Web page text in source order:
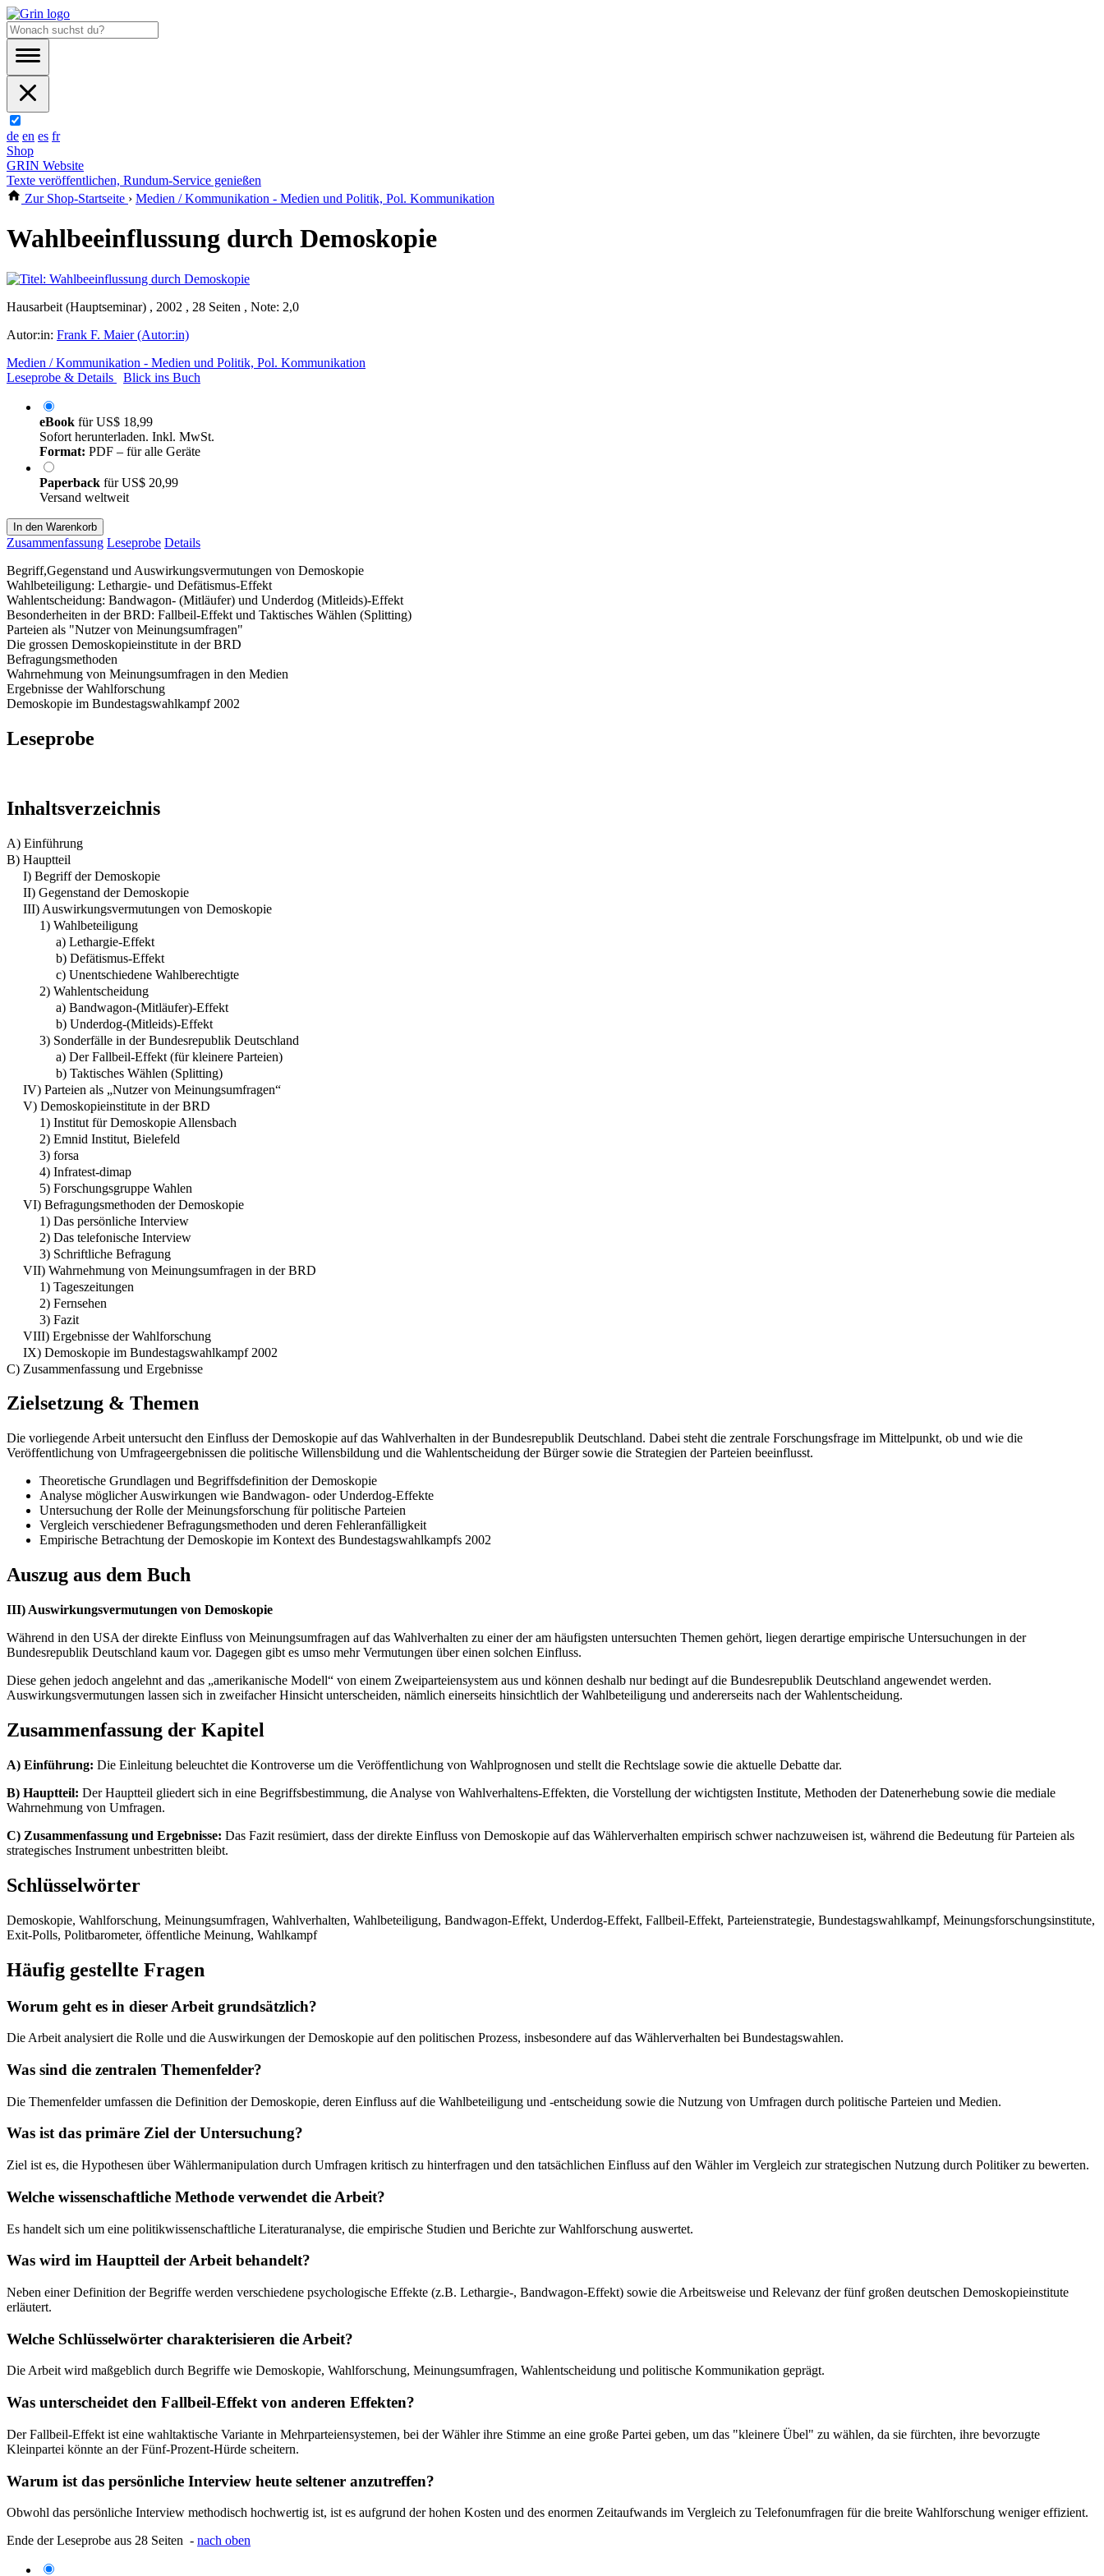
de en es fr
Shop
GRIN Website
Texte veröffentlichen, Rundum-Service genießen
Zur Shop-Startseite › Medien / Kommunikation - Medien und Politik, Pol. Kommunikation
Wahlbeeinflussung durch Demoskopie
Hausarbeit (Hauptseminar) , 2002 , 28 Seiten , Note: 2,0
Autor:in: Frank F. Maier (Autor:in)
Medien / Kommunikation - Medien und Politik, Pol. Kommunikation
Leseprobe & Details
Blick ins Buch
eBook fürUS$ 18,99
Sofort herunterladen. Inkl. MwSt.
Format: PDF – für alle Geräte
Paperback fürUS$ 20,99
Versand weltweit
In den Warenkorb
Zusammenfassung Leseprobe Details
Begriff,Gegenstand und Auswirkungsvermutungen von Demoskopie
Wahlbeteiligung: Lethargie- und Defätismus-Effekt
Wahlentscheidung: Bandwagon- (Mitläufer) und Underdog (Mitleids)-Effekt
Besonderheiten in der BRD: Fallbeil-Effekt und Taktisches Wählen (Splitting)
Parteien als "Nutzer von Meinungsumfragen"
Die grossen Demoskopieinstitute in der BRD
Befragungsmethoden
Wahrnehmung von Meinungsumfragen in den Medien
Ergebnisse der Wahlforschung
Demoskopie im Bundestagswahlkampf 2002
Leseprobe
Inhaltsverzeichnis
A) Einführung
B) Hauptteil
I) Begriff der Demoskopie
II) Gegenstand der Demoskopie
III) Auswirkungsvermutungen von Demoskopie
1) Wahlbeteiligung
a) Lethargie-Effekt
b) Defätismus-Effekt
c) Unentschiedene Wahlberechtigte
2) Wahlentscheidung
a) Bandwagon-(Mitläufer)-Effekt
b) Underdog-(Mitleids)-Effekt
3) Sonderfälle in der Bundesrepublik Deutschland
a) Der Fallbeil-Effekt (für kleinere Parteien)
b) Taktisches Wählen (Splitting)
IV) Parteien als „Nutzer von Meinungsumfragen“
V) Demoskopieinstitute in der BRD
1) Institut für Demoskopie Allensbach
2) Emnid Institut, Bielefeld
3) forsa
4) Infratest-dimap
5) Forschungsgruppe Wahlen
VI) Befragungsmethoden der Demoskopie
1) Das persönliche Interview
2) Das telefonische Interview
3) Schriftliche Befragung
VII) Wahrnehmung von Meinungsumfragen in der BRD
1) Tageszeitungen
2) Fernsehen
3) Fazit
VIII) Ergebnisse der Wahlforschung
IX) Demoskopie im Bundestagswahlkampf 2002
C) Zusammenfassung und Ergebnisse
Zielsetzung & Themen
Die vorliegende Arbeit untersucht den Einfluss der Demoskopie auf das Wahlverhalten in der Bundesrepublik Deutschland. Dabei steht die zentrale Forschungsfrage im Mittelpunkt, ob und wie die
Veröffentlichung von Umfrageergebnissen die politische Willensbildung und die Wahlentscheidung der Bürger sowie die Strategien der Parteien beeinflusst.
Theoretische Grundlagen und Begriffsdefinition der Demoskopie
Analyse möglicher Auswirkungen wie Bandwagon- oder Underdog-Effekte
Untersuchung der Rolle der Meinungsforschung für politische Parteien
Vergleich verschiedener Befragungsmethoden und deren Fehleranfälligkeit
Empirische Betrachtung der Demoskopie im Kontext des Bundestagswahlkampfs 2002
Auszug aus dem Buch
III) Auswirkungsvermutungen von Demoskopie
Während in den USA der direkte Einfluss von Meinungsumfragen auf das Wahlverhalten zu einer der am häufigsten untersuchten Themen gehört, liegen derartige empirische Untersuchungen in der
Bundesrepublik Deutschland kaum vor. Dagegen gibt es umso mehr Vermutungen über einen solchen Einfluss.
Diese gehen jedoch angelehnt and das „amerikanische Modell“ von einem Zweiparteiensystem aus und können deshalb nur bedingt auf die Bundesrepublik Deutschland angewendet werden.
Auswirkungsvermutungen lassen sich in zweifacher Hinsicht unterscheiden, nämlich einerseits hinsichtlich der Wahlbeteiligung und andererseits nach der Wahlentscheidung.
Zusammenfassung der Kapitel
A) Einführung: Die Einleitung beleuchtet die Kontroverse um die Veröffentlichung von Wahlprognosen und stellt die Rechtslage sowie die aktuelle Debatte dar.
B) Hauptteil: Der Hauptteil gliedert sich in eine Begriffsbestimmung, die Analyse von Wahlverhaltens-Effekten, die Vorstellung der wichtigsten Institute, Methoden der Datenerhebung sowie die mediale
Wahrnehmung von Umfragen.
C) Zusammenfassung und Ergebnisse: Das Fazit resümiert, dass der direkte Einfluss von Demoskopie auf das Wählerverhalten empirisch schwer nachzuweisen ist, während die Bedeutung für Parteien als
strategisches Instrument unbestritten bleibt.
Schlüsselwörter
Demoskopie, Wahlforschung, Meinungsumfragen, Wahlverhalten, Wahlbeteiligung, Bandwagon-Effekt, Underdog-Effekt, Fallbeil-Effekt, Parteienstrategie, Bundestagswahlkampf, Meinungsforschungsinstitute,
Exit-Polls, Politbarometer, öffentliche Meinung, Wahlkampf
Häufig gestellte Fragen
Worum geht es in dieser Arbeit grundsätzlich?
Die Arbeit analysiert die Rolle und die Auswirkungen der Demoskopie auf den politischen Prozess, insbesondere auf das Wählerverhalten bei Bundestagswahlen.
Was sind die zentralen Themenfelder?
Die Themenfelder umfassen die Definition der Demoskopie, deren Einfluss auf die Wahlbeteiligung und -entscheidung sowie die Nutzung von Umfragen durch politische Parteien und Medien.
Was ist das primäre Ziel der Untersuchung?
Ziel ist es, die Hypothesen über Wählermanipulation durch Umfragen kritisch zu hinterfragen und den tatsächlichen Einfluss auf den Wähler im Vergleich zur strategischen Nutzung durch Politiker zu bewerten.
Welche wissenschaftliche Methode verwendet die Arbeit?
Es handelt sich um eine politikwissenschaftliche Literaturanalyse, die empirische Studien und Berichte zur Wahlforschung auswertet.
Was wird im Hauptteil der Arbeit behandelt?
Neben einer Definition der Begriffe werden verschiedene psychologische Effekte (z.B. Lethargie-, Bandwagon-Effekt) sowie die Arbeitsweise und Relevanz der fünf großen deutschen Demoskopieinstitute
erläutert.
Welche Schlüsselwörter charakterisieren die Arbeit?
Die Arbeit wird maßgeblich durch Begriffe wie Demoskopie, Wahlforschung, Meinungsumfragen, Wahlentscheidung und politische Kommunikation geprägt.
Was unterscheidet den Fallbeil-Effekt von anderen Effekten?
Der Fallbeil-Effekt ist eine wahltaktische Variante in Mehrparteiensystemen, bei der Wähler ihre Stimme an eine große Partei geben, um das "kleinere Übel" zu wählen, da sie fürchten, ihre bevorzugte
Kleinpartei könnte an der Fünf-Prozent-Hürde scheitern.
Warum ist das persönliche Interview heute seltener anzutreffen?
Obwohl das persönliche Interview methodisch hochwertig ist, ist es aufgrund der hohen Kosten und des enormen Zeitaufwands im Vergleich zu Telefonumfragen für die breite Wahlforschung weniger effizient.
Ende der Leseprobe aus 28 Seiten - nach oben